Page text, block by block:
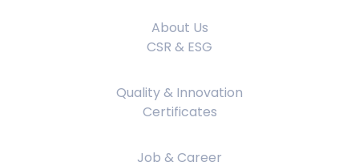
About Us
CSR & ESG
Quality & Innovation
Certificates
Job & Career